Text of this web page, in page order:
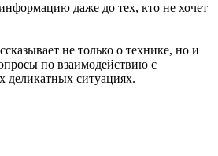
даже до тех, кто не хочет
не только о технике, но и
по взаимодействию с
деликатных ситуациях.